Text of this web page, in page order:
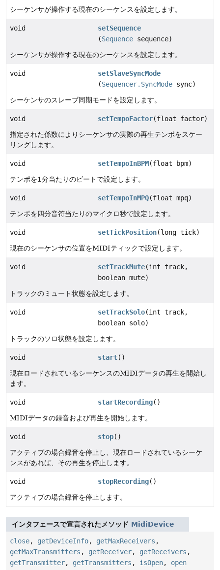
シーケンサが操作する現在のシーケンスを設定します。
void
setSequence
(Sequence sequence)
シーケンサが操作する現在のシーケンスを設定します。
void
setSlaveSyncMode
(Sequencer.SyncMode sync)
シーケンサのスレーブ同期モードを設定します。
void setTempoFactor(float factor)
指定された係数によりシーケンサの実際の再生テンポをスケー
リングします。
void setTempoInBPM(float bpm)
テンポを1分当たりのビートで設定します。
void setTempoInMPQ(float mpq)
テンポを四分音符当たりのマイクロ秒で設定します。
void setTickPosition(long tick)
現在のシーケンサの位置をMIDIティックで設定します。
void setTrackMute(int track,
boolean mute)
トラックのミュート状態を設定します。
void setTrackSolo(int track,
boolean solo)
トラックのソロ状態を設定します。
void start()
現在ロードされているシーケンスのMIDIデータの再生を開始し
ます。
void startRecording()
MIDIデータの録音および再生を開始します。
void stop()
アクティブの場合録音を停止し、現在ロードされているシーケ
ンスがあれば、その再生を停止します。
void stopRecording()
アクティブの場合録音を停止します。
インタフェースで宣言されたメソッド MidiDevice
close, getDeviceInfo, getMaxReceivers ,
getMaxTransmitters , getReceiver, getReceivers ,
getTransmitter, getTransmitters , isOpen, open